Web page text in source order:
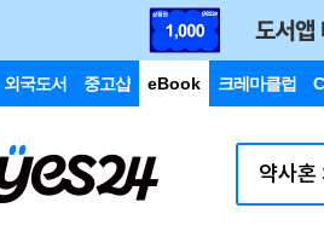
외국도서 중고샵 eBook 크레마클럽